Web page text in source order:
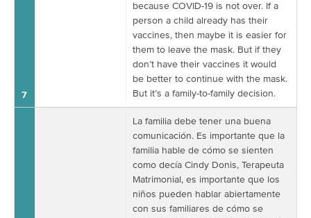
7
because COVID-19 is not over. If a
person a child already has their
vaccines, then maybe it is easier for
them to leave the mask. But if they
don’t have their vaccines it would
be better to continue with the mask.
But it’s a family-to-family decision.
La familia debe tener una buena
comunicación. Es importante que la
familia hable de cómo se sienten
como decía Cindy Donis, Terapeuta
Matrimonial, es importante que los
niños pueden hablar abiertamente
con sus familiares de cómo se